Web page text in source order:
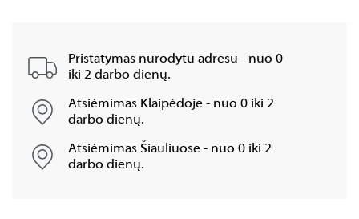
Pristatymas nurodytu adresu - nuo 0
iki 2 darbo dienų.
Atsiėmimas Klaipėdoje - nuo 0 iki 2
darbo dienų.
Atsiėmimas Šiauliuose - nuo 0 iki 2
darbo dienų.